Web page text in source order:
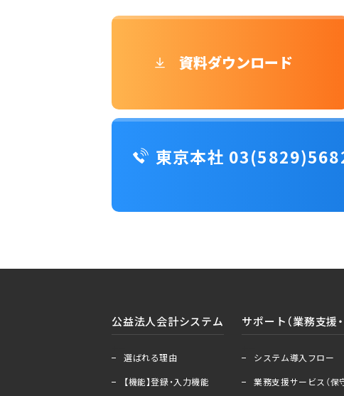
資料ダウンロード
東京本社
公益法人会計システム
選ばれる理由
【機能】登録・入力機能
サポート（業務支援・
システム導入フロー
業務支援サービス（保